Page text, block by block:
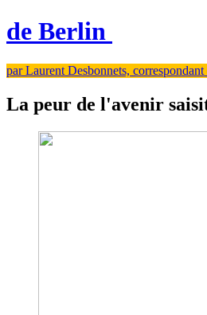
de Berlin
par Laurent Desbonnets,
La peur de l'avenir